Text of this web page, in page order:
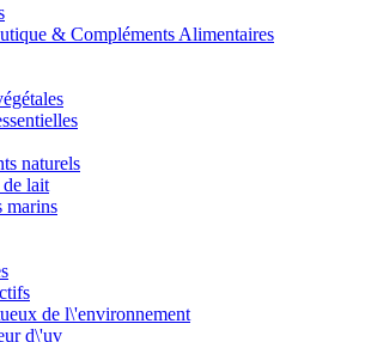
& Compléments Alimentaires
naturels
lait
marins
de l\'environnement
d\'uv